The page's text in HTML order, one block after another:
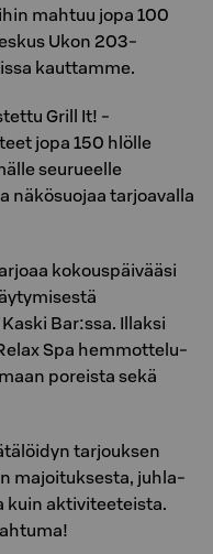
mahtuu jopa 100
Ukon 203-
kauttamme.
Grill It! -
jopa 150 hlölle
seurueelle
näkösuojaa tarjoavalla
kokouspäivääsi
Bar:ssa. Illaksi
Spa hemmottelu-
poreista sekä
tarjouksen
majoituksesta, juhla-
kuin aktiviteeteista.